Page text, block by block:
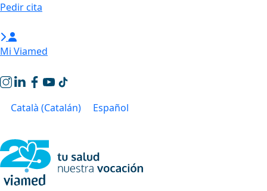
Saltar
contenido
Pedir cita
Mi Viamed
Català (Catalán) Español